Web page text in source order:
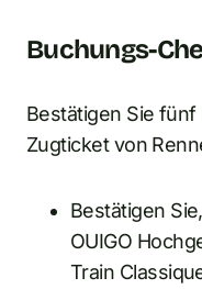
Buchungs-
Bestätigen Sie fünf
Zugticket von
Bestätigen
OUIGO
Train